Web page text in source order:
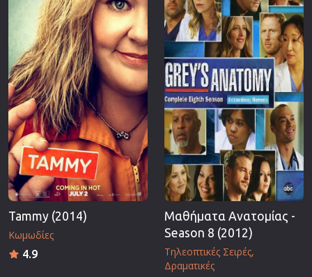
Tammy (2014)
Κωμωδίες
4.9
Μαθήματα Ανατομίας -
Season 8 (2012)
Τηλεοπτικές Σειρές
Δραματικές